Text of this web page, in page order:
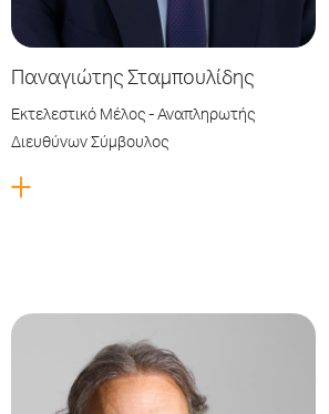
Παναγιώτης Σταμπουλίδης
Εκτελεστικό Μέλος - Αναπληρωτής
Διευθύνων Σύμβουλος